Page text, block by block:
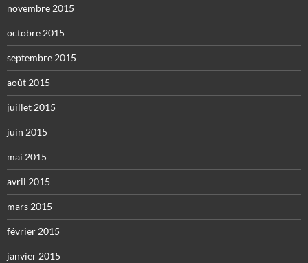
novembre 2015
octobre 2015
septembre 2015
août 2015
juillet 2015
juin 2015
mai 2015
avril 2015
mars 2015
février 2015
janvier 2015